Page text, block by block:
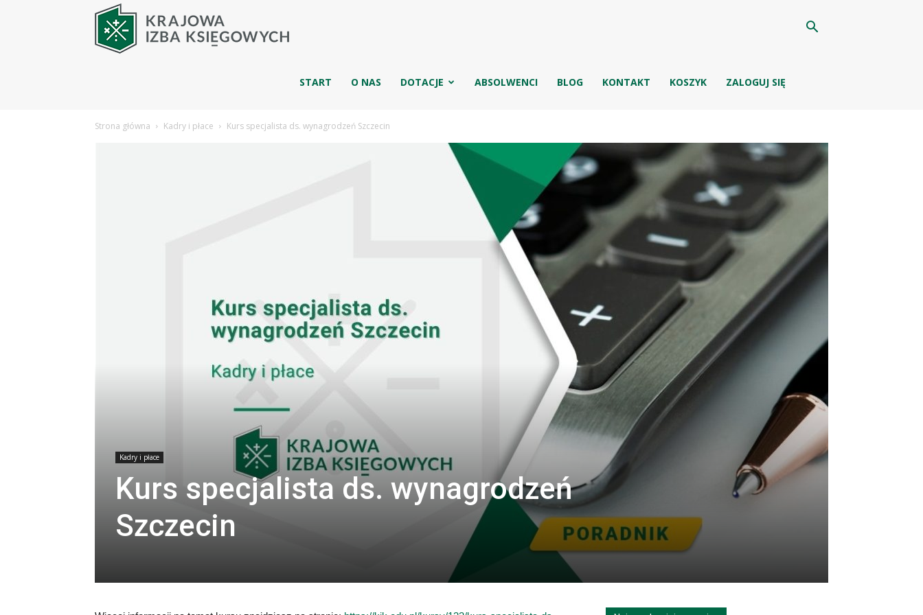
START O NAS DOTACJE ABSOLWENCI BLOG KONTAKT KOSZYK ZALOGUJ SIĘ
Strona główna Kadry i płace Kurs specjalista ds. wynagrodzeń Szczecin
Kadry i płace
Kurs specjalista ds. wynagrodzeń
Szczecin